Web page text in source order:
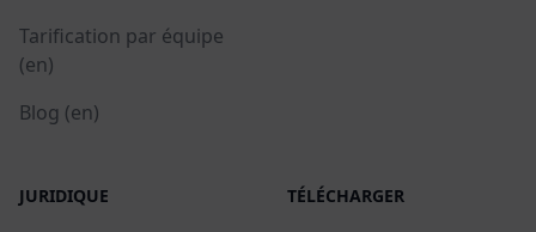
Tarification par équipe
(en)
Blog (en)
JURIDIQUE TÉLÉCHARGER